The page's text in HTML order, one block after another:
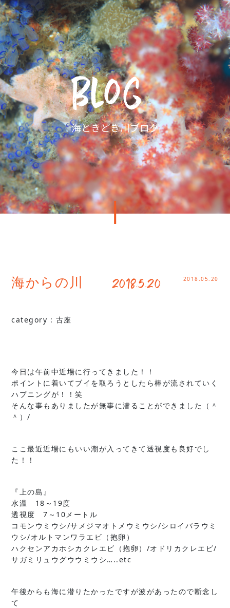
海からの川 2018.5.20 2018.05.20
category : 古座
今日は午前中近場に行ってきました！！
ポイントに着いてブイを取ろうとしたら棒が流されていく
ハプニングが！！笑
そんな事もありましたが無事に潜ることができました（＾
＾）/
ここ最近近場にもいい潮が入ってきて透視度も良好でし
た！！
『上の島』
水温 18～19度
透視度 7～10メートル
コモンウミウシ/サメジマオトメウミウシ/シロイバラウミ
ウシ/オルトマンワラエビ（抱卵）
ハクセンアカホシカクレエビ（抱卵）/オドリカクレエビ/
サガミリュウグウウミウシ…..etc
午後からも海に潜りたかったですが波があったので断念し
て